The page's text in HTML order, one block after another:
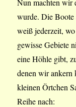
Nun machten wir
wurde. Die Boote
weiß jederzeit,
gewisse Gebiete
eine Höhle gibt,
denen wir ankern
kleinen Örtchen
Reihe nach: